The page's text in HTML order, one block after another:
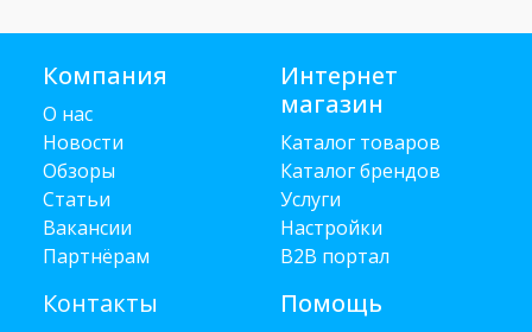
Компания
О нас
Новости
Обзоры
Статьи
Вакансии
Партнёрам
Контакты
Интернет
магазин
Каталог товаров
Каталог брендов
Услуги
Настройки
B2B портал
Помощь